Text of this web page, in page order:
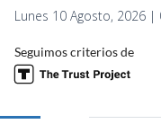
Lunes 10 Agosto, 2026 |
Seguimos criterios de